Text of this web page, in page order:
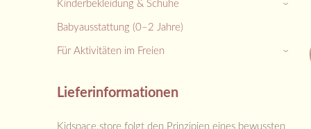
›
Babyausstattung (0–2 Jahre)
Für Aktivitäten im Freien
›
Lieferinformationen
Kidspace.store folgt den Prinzipien eines bewussten